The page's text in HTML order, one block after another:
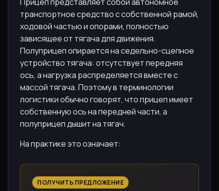
транспортное средство с собственной рамой,
ходовой частью и опорами, полностью
зависящее от тягача для движения.
Полуприцеп опирается на седельно-сцепное
устройство тягача: отсутствует передняя
ось, а нагрузка распределяется вместе с
массой тягача. Поэтому в терминологии
логистики обычно говорят, что прицеп имеет
собственную ось на передней части, а
полуприцеп дышит на тягач.
На практике это означает:
ПОЛУЧИТЬ ПРЕДЛОЖЕНИЕ